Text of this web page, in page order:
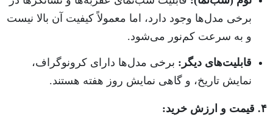
برخی مدل‌ها وجود دارد، اما معمولاً کیفیت آن بالا نیست
و به سرعت کم‌نور می‌شود.
قابلیت‌های دیگر: برخی مدل‌ها دارای کرونوگراف،
نمایش تاریخ، و گاهی نمایش روز هفته هستند.
۴. قیمت و ارزش خرید: